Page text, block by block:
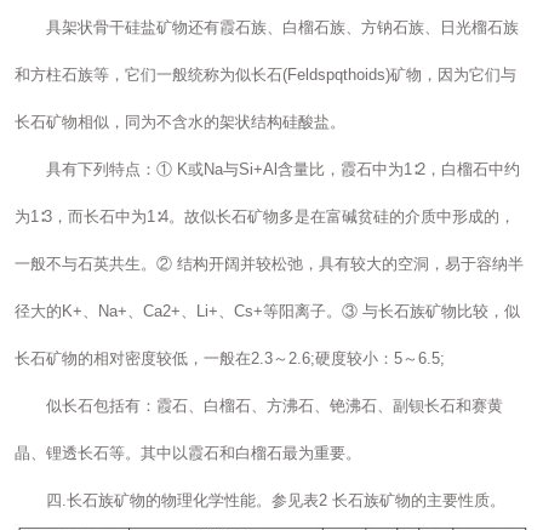
具架状骨干硅盐矿物还有霞石族、白榴石族、方钠石族、日光榴石族
和方柱石族等，它们一般统称为似长石(Feldspqthoids)矿物，因为它们与
长石矿物相似，同为不含水的架状结构硅酸盐。
具有下列特点：① K或Na与Si+Al含量比，霞石中为1∶2，白榴石中约
为1∶3，而长石中为1∶4。故似长石矿物多是在富碱贫硅的介质中形成的，
一般不与石英共生。② 结构开阔并较松弛，具有较大的空洞，易于容纳半
径大的K+、Na+、Ca2+、Li+、Cs+等阳离子。③ 与长石族矿物比较，似
长石矿物的相对密度较低，一般在2.3～2.6;硬度较小：5～6.5;
似长石包括有：霞石、白榴石、方沸石、铯沸石、副钡长石和赛黄
晶、锂透长石等。其中以霞石和白榴石最为重要。
四.长石族矿物的物理化学性能。参见表2 长石族矿物的主要性质。